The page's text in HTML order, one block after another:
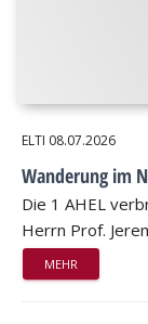
ELTI 08.07.2026
Wanderung im
Die 1 AHEL
Herrn Prof.
MEHR